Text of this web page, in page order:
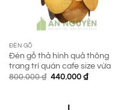
ĐÈN GỖ
Đèn gỗ thả hình quả thông
trang trí quán cafe size vừa
800.000₫ Giá
440.000 ₫Giá